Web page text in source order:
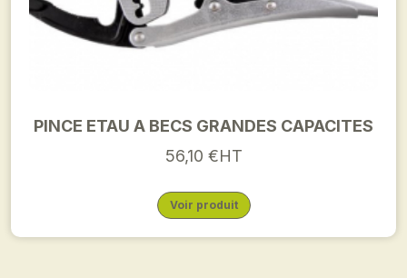
PINCE ETAU A BECS GRANDES CAPACITES
56,10 €HT
Voir produit